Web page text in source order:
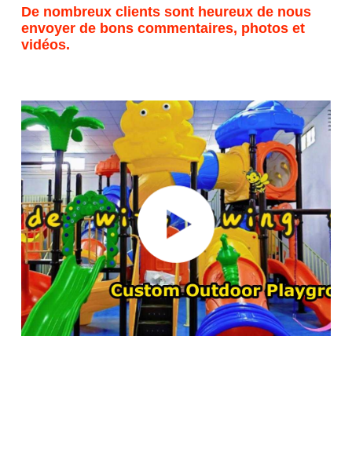
De nombreux clients sont heureux de nous
envoyer de bons commentaires, photos et
vidéos.